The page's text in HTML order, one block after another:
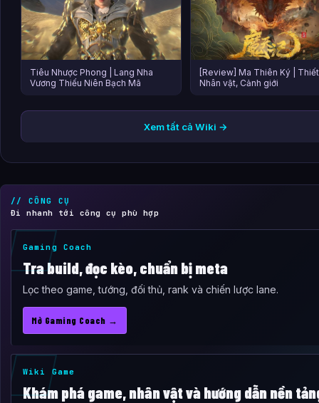
Tiêu Nhược Phong | Lang Nha
Vương Thiếu Niên Bạch Mã
[Review] Ma Thiên Ký |
Nhân vật, Cảnh giới
Xem tất cả Wiki →
// CÔNG CỤ
Đi nhanh tới công cụ phù hợp
Gaming Coach
Tra build, đọc kèo, chuẩn bị meta
Lọc theo game, tướng, đối thủ, rank và chiến lược lane.
Mở Gaming Coach →
Wiki Game
Khám phá game, nhân vật và hướng dẫn nền